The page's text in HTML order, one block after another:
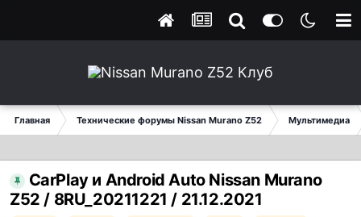
Главная Технические форумы Nissan Murano Z52 Мультимедиа
CarPlay и Android Auto Nissan Murano
Z52 / 8RU_20211221 / 21.12.2021